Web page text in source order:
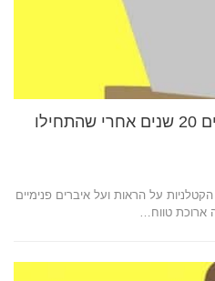
כך נראות פניהם של מעשנים 20 שנים אחרי שהתחילו
על הראות ועל איברים פנימיים
ארוכת טווח…